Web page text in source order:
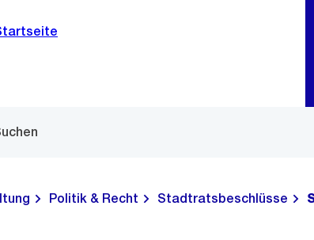
Politik & Recht Stadtratsbeschlüsse